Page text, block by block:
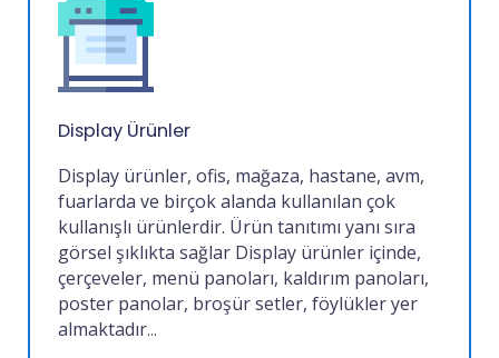
Display Ürünler
Display ürünler, ofis, mağaza, hastane, avm,
fuarlarda ve birçok alanda kullanılan çok
kullanışlı ürünlerdir. Ürün tanıtımı yanı sıra
görsel şıklıkta sağlar Display ürünler içinde,
çerçeveler, menü panoları, kaldırım panoları,
poster panolar, broşür setler, föylükler yer
almaktadır...